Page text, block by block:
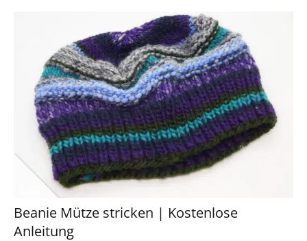
Beanie Mütze stricken | Kostenlose
Anleitung